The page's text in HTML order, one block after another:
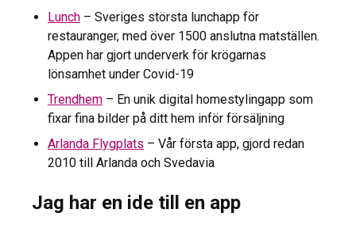
Lunch – Sveriges största lunchapp för
restauranger, med över 1500 anslutna matställen.
Appen har gjort underverk för krögarnas
lönsamhet under Covid-19
Trendhem – En unik digital homestylingapp som
fixar fina bilder på ditt hem inför försäljning
Arlanda Flygplats – Vår första app, gjord redan
2010 till Arlanda och Svedavia
Jag har en ide till en app